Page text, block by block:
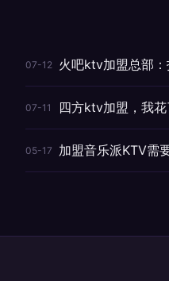
07-12 火吧ktv加盟总部
07-11 四方ktv加盟，我
05-17 加盟音乐派KTV需